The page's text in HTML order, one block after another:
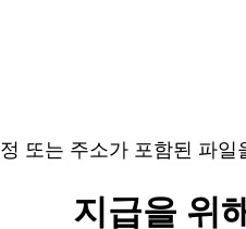
또는 주소가 포함된 파일
지급을 위